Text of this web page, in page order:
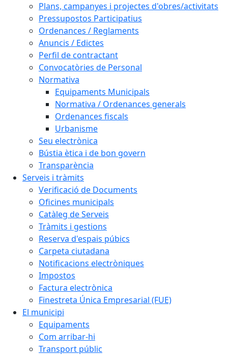
Plans, campanyes i projectes d'obres/activitats
Pressupostos Participatius
Ordenances / Reglaments
Anuncis / Edictes
Perfil de contractant
Convocatòries de Personal
Normativa
Equipaments Municipals
Normativa / Ordenances generals
Ordenances fiscals
Urbanisme
Seu electrònica
Bústia ètica i de bon govern
Transparència
Serveis i tràmits
Verificació de Documents
Oficines municipals
Catàleg de Serveis
Tràmits i gestions
Reserva d'espais púbics
Carpeta ciutadana
Notificacions electròniques
Impostos
Factura electrònica
Finestreta Única Empresarial (FUE)
El municipi
Equipaments
Com arribar-hi
Transport públic